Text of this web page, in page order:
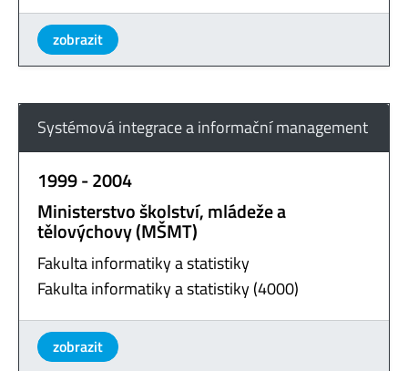
zobrazit
Systémová integrace a informační management
1999 - 2004
Ministerstvo školství, mládeže a
tělovýchovy (MŠMT)
Fakulta informatiky a statistiky
Fakulta informatiky a statistiky (4000)
zobrazit